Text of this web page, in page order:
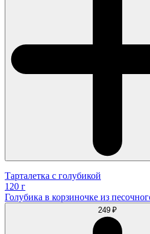
Тарталетка с голубикой
120 г
Голубика в корзиночке из
249 ₽